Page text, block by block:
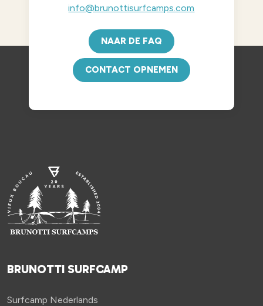
info@brunottisurfcamps.com
NAAR DE FAQ
CONTACT OPNEMEN
BRUNOTTI SURFCAMP
Surfcamp Nederlands